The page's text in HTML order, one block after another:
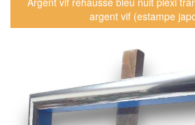
argent vif (estampe